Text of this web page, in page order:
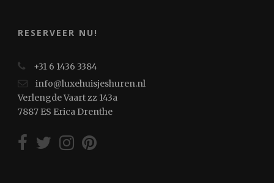
RESERVEER NU!
+31 6 1436 3384
info@luxehuisjeshuren.nl
Verlengde Vaart zz 143a
7887 ES Erica Drenthe